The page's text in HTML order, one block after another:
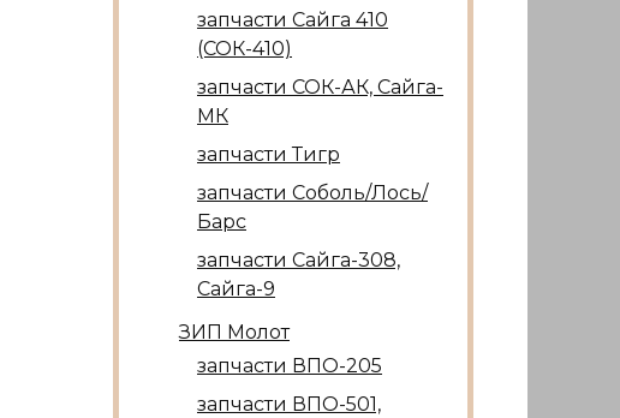
запчасти Сайга 410
(СОК-410)
запчасти СОК-АК, Сайга-
МК
запчасти Тигр
запчасти Соболь/Лось/
Барс
запчасти Сайга-308,
Сайга-9
ЗИП Молот
запчасти ВПО-205
запчасти ВПО-501,